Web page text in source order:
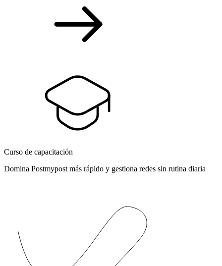
Curso de capacitación
Domina Postmypost más rápido y gestiona redes sin rutina diaria